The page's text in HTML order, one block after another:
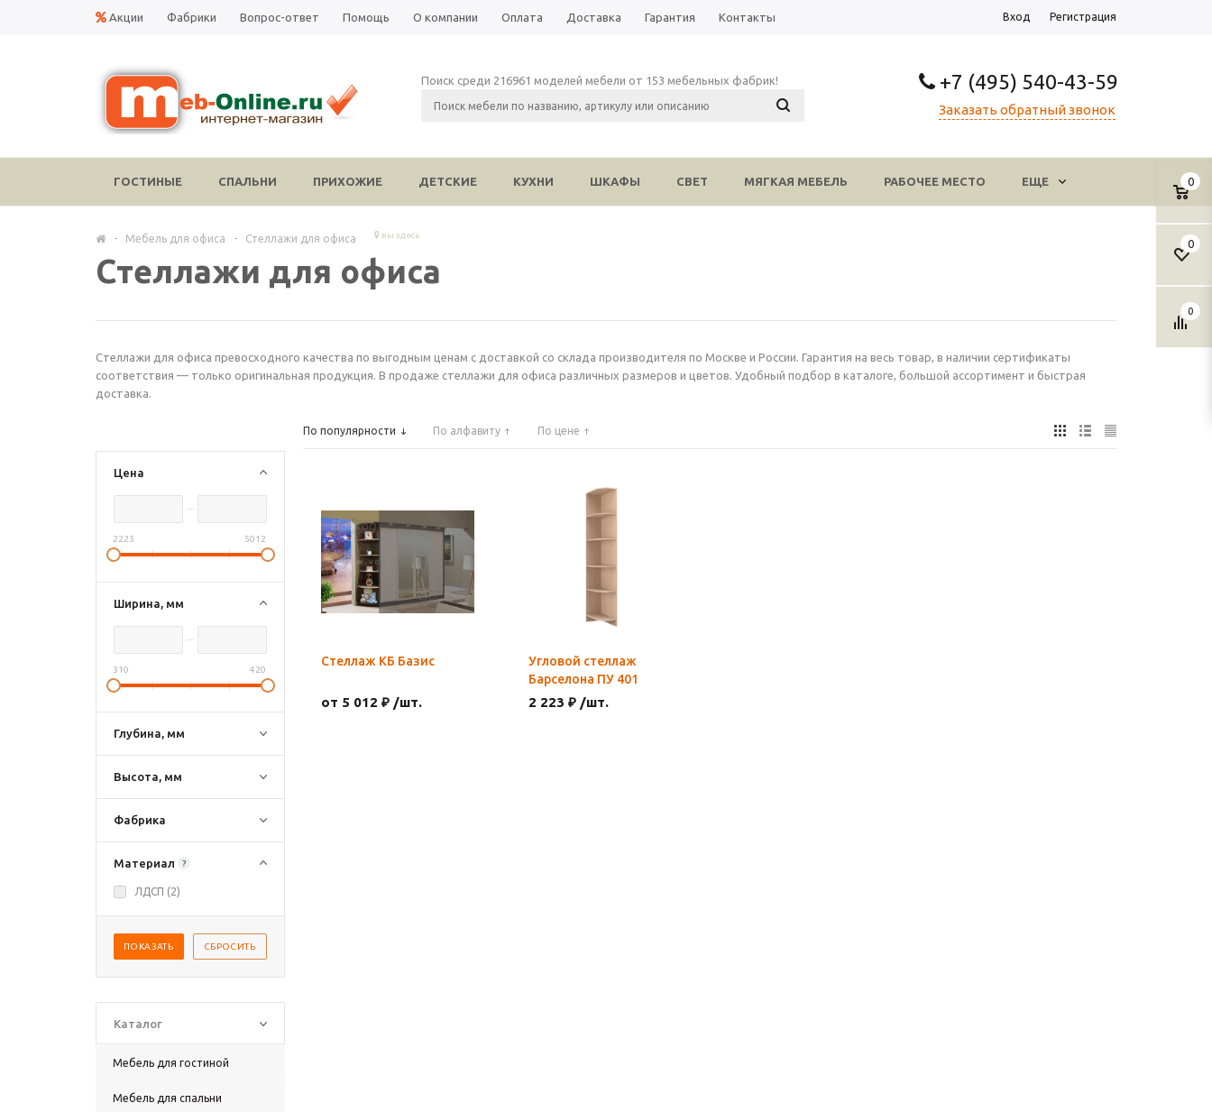
Акции Фабрики Вопрос-ответ Помощь О компании Оплата Доставка Гарантия Контакты Вход Регистрация
+7 (495) 540-43-59
Заказать обратный звонок
Поиск среди 216961 моделей мебели от 153 мебельных фабрик!
0
0
0
ГОСТИНЫЕ СПАЛЬНИ ПРИХОЖИЕ ДЕТСКИЕ КУХНИ ШКАФЫ СВЕТ МЯГКАЯ МЕБЕЛЬ РАБОЧЕЕ МЕСТО ЕЩЕ
- Мебель для офиса - Стеллажи для офиса вы здесь
Стеллажи для офиса
Стеллажи для офиса превосходного качества по выгодным ценам с доставкой со склада производителя по Москве и России. Гарантия на весь товар, в наличии сертификаты
соответствия — только оригинальная продукция. В продаже стеллажи для офиса различных размеров и цветов. Удобный подбор в каталоге, большой ассортимент и быстрая
доставка.
Цена
2223 5012
Ширина, мм
310 420
Глубина, мм
Высота, мм
Фабрика
Материал ?
ЛДСП (2)
ПОКАЗАТЬ СБРОСИТЬ
Каталог
Мебель для гостиной
Мебель для спальни
По популярности По алфавиту По цене
Стеллаж КБ Базис
от 5 012 ₽ /шт.
Угловой стеллаж
Барселона ПУ 401
2 223 ₽ /шт.